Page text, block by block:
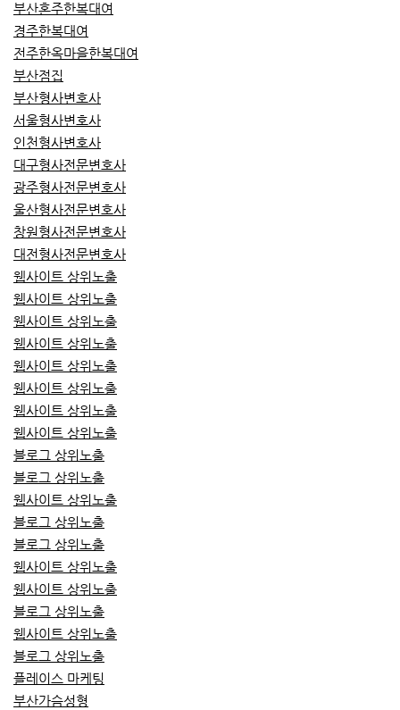
부산혼주한복대여
경주한복대여
전주한옥마을한복대여
부산점집
부산형사변호사
서울형사변호사
인천형사변호사
대구형사전문변호사
광주형사전문변호사
울산형사전문변호사
창원형사전문변호사
대전형사전문변호사
웹사이트 상위노출
웹사이트 상위노출
웹사이트 상위노출
웹사이트 상위노출
웹사이트 상위노출
웹사이트 상위노출
웹사이트 상위노출
웹사이트 상위노출
블로그 상위노출
블로그 상위노출
웹사이트 상위노출
블로그 상위노출
블로그 상위노출
웹사이트 상위노출
웹사이트 상위노출
블로그 상위노출
웹사이트 상위노출
블로그 상위노출
플레이스 마케팅
부산가슴성형